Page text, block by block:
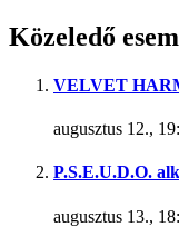
Közeledő
VELVET
augusztus 12.,
P.S.E.U.D.O.
augusztus 13.,